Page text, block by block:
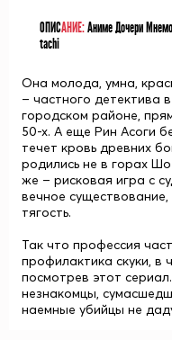
ОПИСАНИЕ:Аниме Дочери
tachi
Она молода, умна,
– частного детектива
городском районе,
50-х. А еще Рин Асоги
течет кровь древних
родились не в горах
же – рисковая игра с
вечное
тягость.
Так что профессия
профилактика скуки, в
посмотрев этот
незнакомцы,
наемные убийцы не